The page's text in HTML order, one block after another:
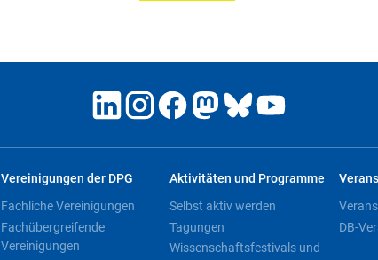
Vereinigungen der DPG
Fachliche Vereinigungen
Fachübergreifende
Vereinigungen
Aktivitäten und Programme
Selbst aktiv werden
Tagungen
Wissenschaftsfestivals und -
DB-